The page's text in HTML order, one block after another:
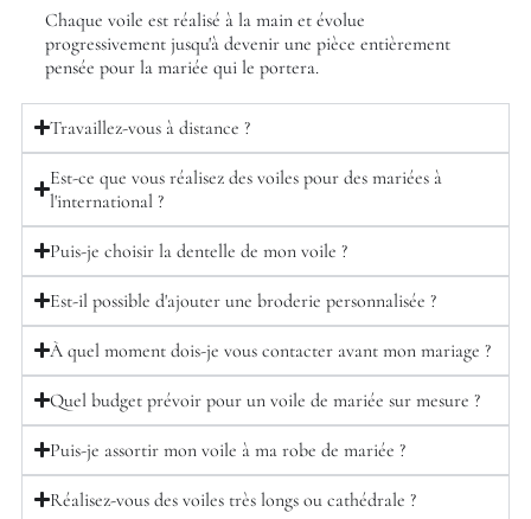
Chaque voile est réalisé à la main et évolue
progressivement jusqu'à devenir une pièce entièrement
pensée pour la mariée qui le portera.
Travaillez-vous à distance ?
Est-ce que vous réalisez des voiles pour des mariées à
l'international ?
Puis-je choisir la dentelle de mon voile ?
Est-il possible d'ajouter une broderie personnalisée ?
À quel moment dois-je vous contacter avant mon mariage ?
Quel budget prévoir pour un voile de mariée sur mesure ?
Puis-je assortir mon voile à ma robe de mariée ?
Réalisez-vous des voiles très longs ou cathédrale ?